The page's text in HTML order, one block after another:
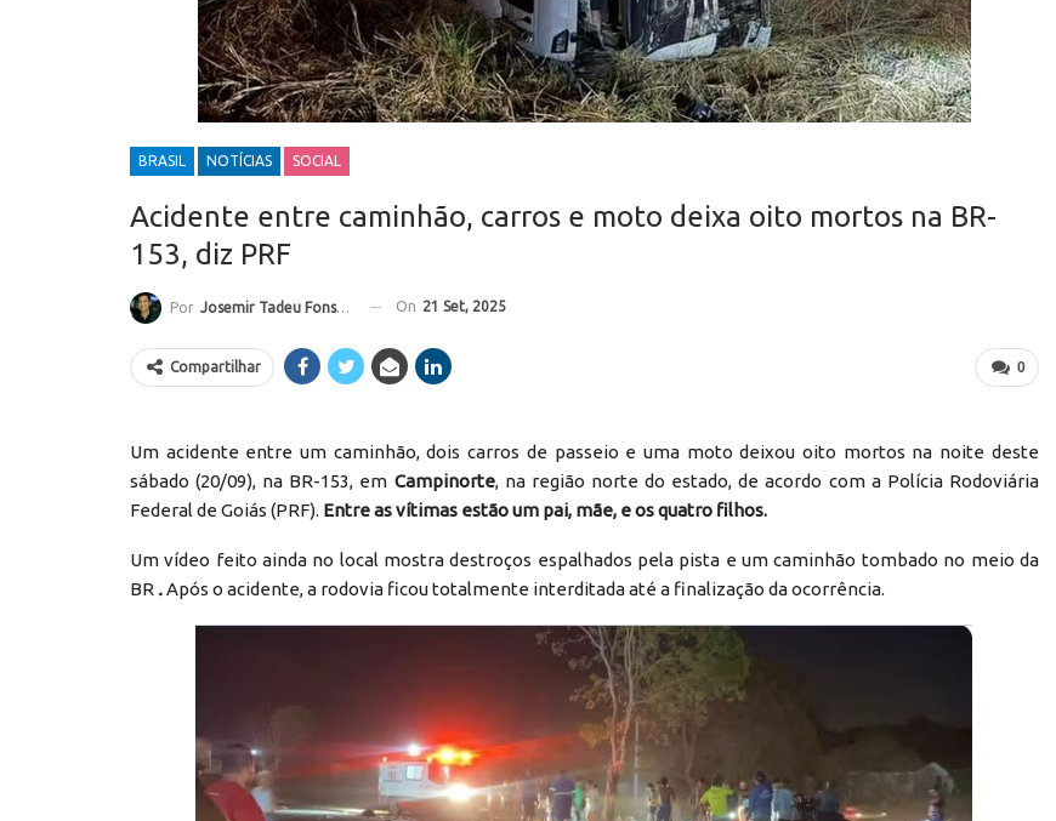
BRASIL NOTÍCIAS SOCIAL
Acidente entre caminhão, carros e moto deixa oito mortos na BR-
153, diz PRF
Por Josemir Tadeu Fonseca On 21 Set, 2025
0
Compartilhar
Um acidente entre um caminhão, dois carros de passeio e uma moto deixou oito mortos na noite deste
sábado (20/09), na BR-153, em Campinorte, na região norte do estado, de acordo com a Polícia Rodoviária
Federal de Goiás (PRF). Entre as vítimas estão um pai, mãe, e os quatro filhos.
Um vídeo feito ainda no local mostra destroços espalhados pela pista e um caminhão tombado no meio da
BR .Após o acidente, a rodovia ficou totalmente interditada até a finalização da ocorrência.